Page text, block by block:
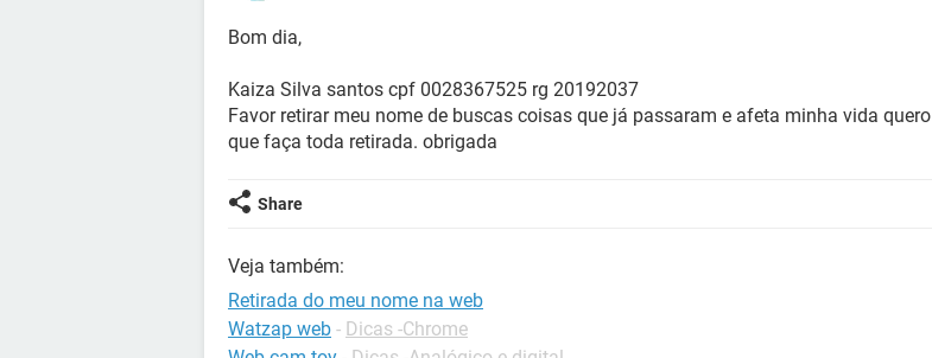
Bom dia,
Kaiza Silva santos cpf 0028367525 rg 20192037
Favor retirar meu nome de buscas coisas que já passaram e afeta minha vida quero
que faça toda retirada. obrigada
Share
Veja também:
Retirada do meu nome na web
Watzap web - Dicas -Chrome